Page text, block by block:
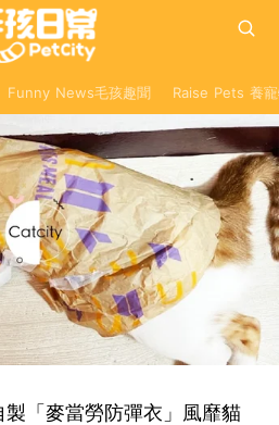
Funny News毛孩趣聞 Raise Pets 養
「麥當勞防彈衣」風靡貓